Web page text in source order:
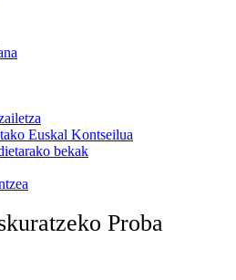
Euskal Kontseilua
bekak
Proba